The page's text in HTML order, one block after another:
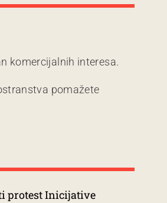
komercijalnih interesa.
pomažete
protest Inicijative